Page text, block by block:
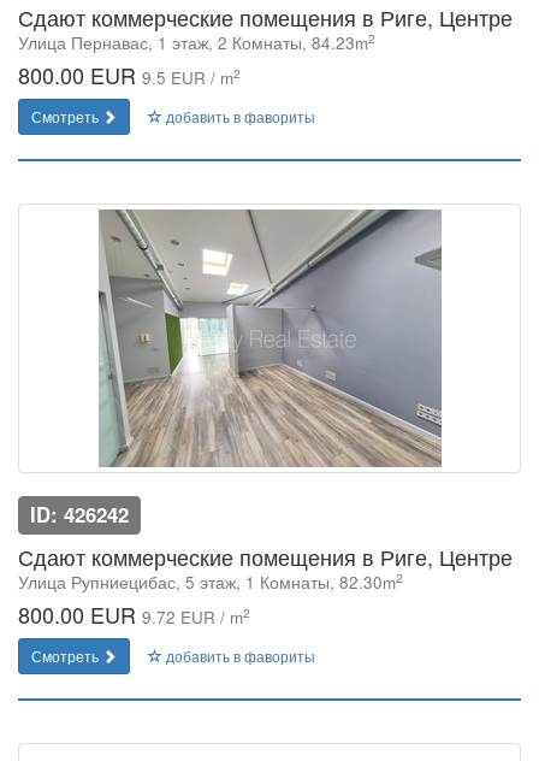
Сдают коммерческие помещения в Риге, Центре
Улица Пернавас, 1 этаж, 2 Комнаты, 84.23m2
800.00 EUR 9.5 EUR / m2
Смотреть добавить в фавориты
ID: 426242
Сдают коммерческие помещения в Риге, Центре
Улица Рупниецибас, 5 этаж, 1 Комнаты, 82.30m2
800.00 EUR 9.72 EUR / m2
Смотреть добавить в фавориты